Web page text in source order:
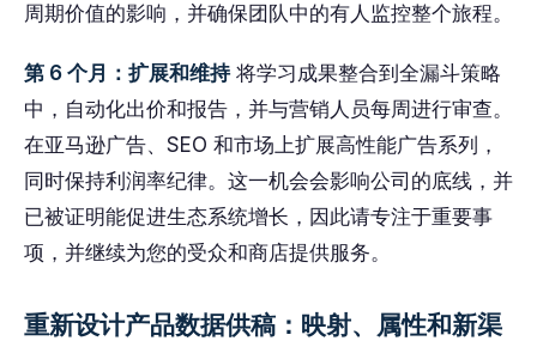
周期价值的影响，并确保团队中的有人监控整个旅程。
第 6 个月：扩展和维持将学习成果整合到全漏斗策略
中，自动化出价和报告，并与营销人员每周进行审查。
在亚马逊广告、SEO 和市场上扩展高性能广告系列，
同时保持利润率纪律。这一机会会影响公司的底线，并
已被证明能促进生态系统增长，因此请专注于重要事
项，并继续为您的受众和商店提供服务。
重新设计产品数据供稿：映射、属性和新渠